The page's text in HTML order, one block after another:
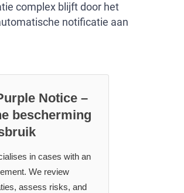
complex blijft door het
notificatie aan
Notice –
bescherming
in cases with an
We review
assess risks, and